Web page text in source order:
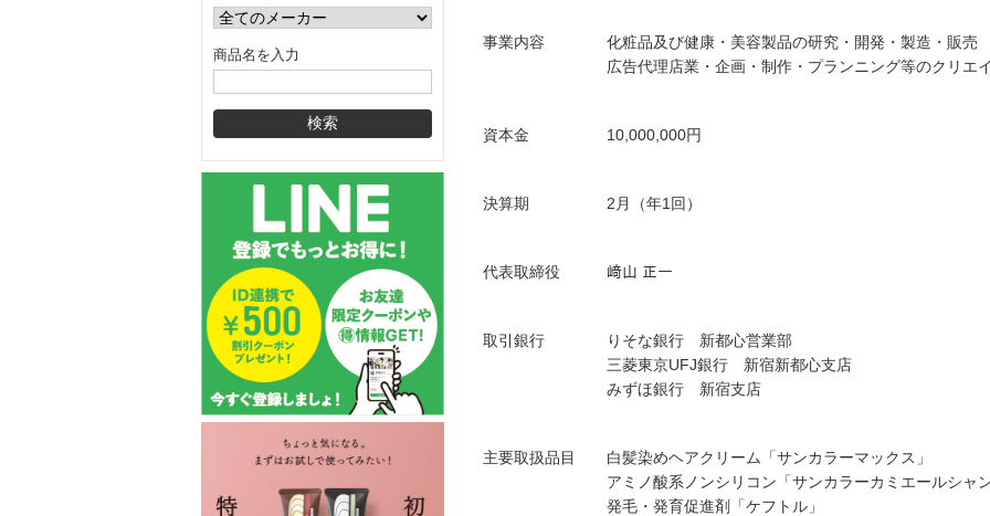
商品名を入力
事業内容
化粧品及び健康・美容製品の研究・開発・製造・販売
広告代理店業・企画・制作・プランニング等のクリエ
資本金 10,000,000円
決算期 2月（年1回）
代表取締役 﨑山 正一
取引銀行
りそな銀行 新都心営業部
三菱東京UFJ銀行 新宿新都心支店
みずほ銀行 新宿支店
主要取扱品目
白髪染めヘアクリーム「サンカラーマックス」
アミノ酸系ノンシリコン「サンカラーカミエールシャ
発毛・発育促進剤「ケフトル」